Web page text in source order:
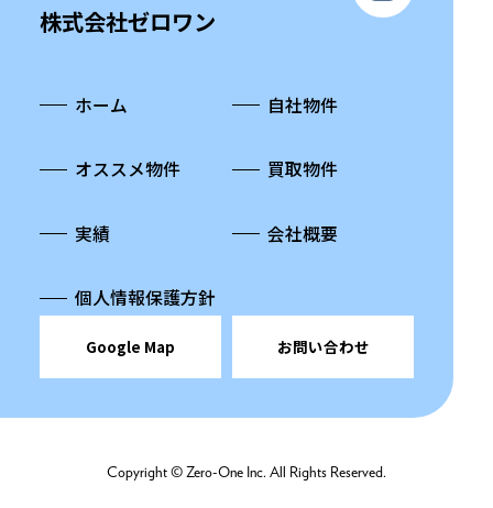
株式会社ゼロワン
ホーム 自社物件
オススメ物件 買取物件
実績 会社概要
個人情報保護方針
お問い合わせ
Google Map
Copyright © Zero-One Inc. All Rights Reserved.